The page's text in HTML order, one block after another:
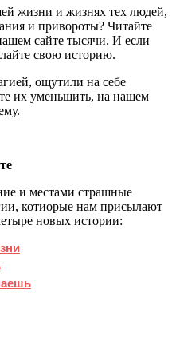
жизни и жизнях тех людей,
и привороты? Читайте
сайте тысячи. И если
свою историю.
ощутили на себе
их уменьшить, на нашем
и местами страшные
котиорые нам присылают
новых истории: